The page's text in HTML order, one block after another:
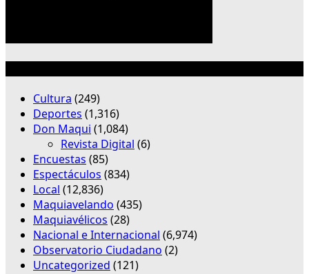
Cultura (249)
Deportes (1,316)
Don Maqui (1,084)
Revista Digital (6)
Encuestas (85)
Espectáculos (834)
Local (12,836)
Maquiavelando (435)
Maquiavélicos (28)
Nacional e Internacional (6,974)
Observatorio Ciudadano (2)
Uncategorized (121)